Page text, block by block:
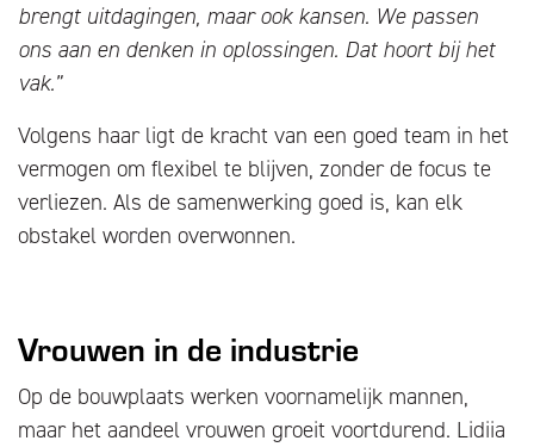
brengt uitdagingen, maar ook kansen. We passen
ons aan en denken in oplossingen. Dat hoort bij het
vak.”
Volgens haar ligt de kracht van een goed team in het
vermogen om flexibel te blijven, zonder de focus te
verliezen. Als de samenwerking goed is, kan elk
obstakel worden overwonnen.
Vrouwen in de industrie
Op de bouwplaats werken voornamelijk mannen,
maar het aandeel vrouwen groeit voortdurend. Lidiia